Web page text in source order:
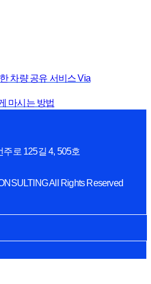
차량 공유 서비스 Via
마시는 방법
로 125길 4, 505호
All Rights Reserved